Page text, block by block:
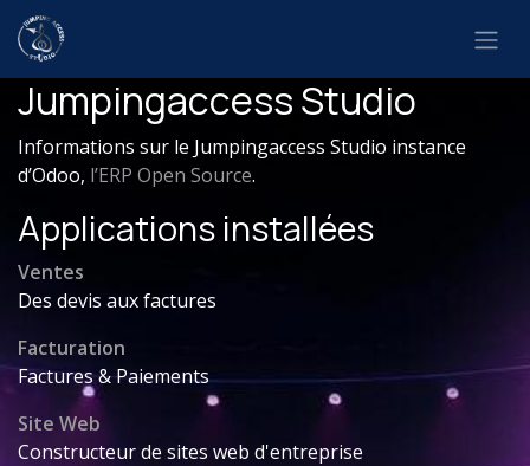
Se rendre au contenu
Jumpingaccess Studio
Informations sur le Jumpingaccess Studio instance
d’Odoo, l’ERP Open Source.
Applications installées
Ventes
Des devis aux factures
Facturation
Factures & Paiements
Site Web
Constructeur de sites web d'entreprise